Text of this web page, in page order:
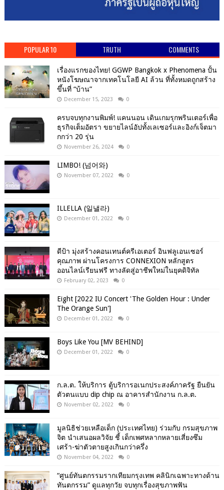
POPULAR 10 TRUTH COMMENTS
เรื่องแรกของไทย! GGWP Bangkok x Phenomena ปั้น
หนังโฆษณาจากเทคโนโลยี AI ล้วน ที่ทั้งหมดถูกสร้าง
ขึ้นที่ “บ้าน”
December 15, 2023 0
ครบจบทุกงานพิมพ์! แคนนอน เดินเกมรุกพรินเตอร์เพื่อ
ธุรกิจเต็มอัตรา ขยายไลน์อัปทั้งเลเซอร์และอิงก์เจ็ตมา
กกว่า 20 รุ่น
November 26, 2024 0
LIMBO! (넘어와)
November 07, 2022 0
ILLELLA (일낼라)
December 01, 2022 0
ดีป้า มุ่งสร้างคอนเทนต์ครีเอเตอร์ อินฟลูเอนเซอร์
คุณภาพ ผ่านโครงการ CONNEXION หลักสูตร
ออนไลน์เรียนฟรี ทางลัดสู่อาชีพใหม่ในยุคดิจิทัล
February 02, 2023 0
Eight [2022 IU Concert 'The Golden Hour : Under
The Orange Sun']
December 01, 2022 0
Boys Like You [MV BEHIND]
December 01, 2022 0
ก.ล.ต. ให้บริการ ตู้บริการอเนกประสงค์ภาครัฐ ยืนยัน
ตัวตนแบบ dip chip ณ อาคารสำนักงาน ก.ล.ต.
November 02, 2022 0
มูลนิธิช่วยเหลือเด็ก (ประเทศไทย) ร่วมกับ กรมสุขภาพ
จิต นำเสนอผลวิจัย ชี้ เด็กเพศหลากหลายเสี่ยงซึม
เศร้า-ฆ่าตัวตายสูงเกินกว่าครึ่ง
November 04, 2022 0
“ศูนย์ทันตกรรมรากเทียมกรุงเทพ คลินิกเฉพาะทางด้าน
ทันตกรรม” ดูแลทุกวัย จบทุกเรื่องสุขภาพฟัน